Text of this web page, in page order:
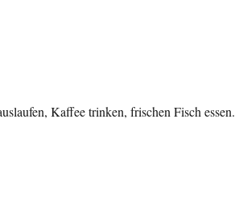
Kaffee trinken, frischen Fisch essen.